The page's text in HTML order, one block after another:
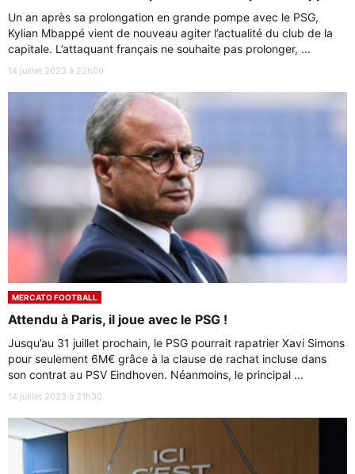
Un an après sa prolongation en grande pompe avec le PSG,
Kylian Mbappé vient de nouveau agiter l’actualité du club de la
capitale. L’attaquant français ne souhaite pas prolonger, ...
14 juillet 2023 à 22h00
MERCATO FOOTBALL
Attendu à Paris, il joue avec le PSG !
Jusqu’au 31 juillet prochain, le PSG pourrait rapatrier Xavi Simons
pour seulement 6M€ grâce à la clause de rachat incluse dans
son contrat au PSV Eindhoven. Néanmoins, le principal ...
14 juillet 2023 à 21h30